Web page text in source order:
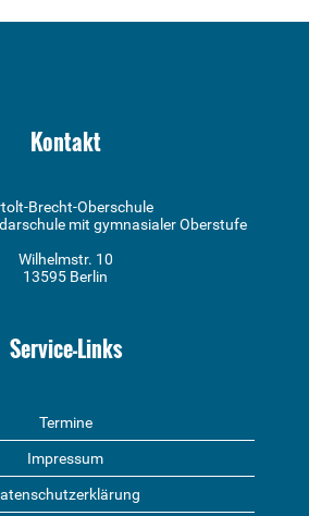
Kontakt
Brecht-Oberschule
mit gymnasialer Oberstufe
Wilhelmstr. 10
13595 Berlin
Service-Links
Termine
Impressum